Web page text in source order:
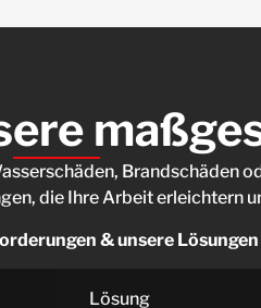
Brandschäden
die Ihre Arbeit erleichtern
& unsere Lösungen
Lösung